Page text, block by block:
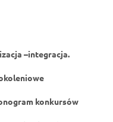
–integracja.
konkursów